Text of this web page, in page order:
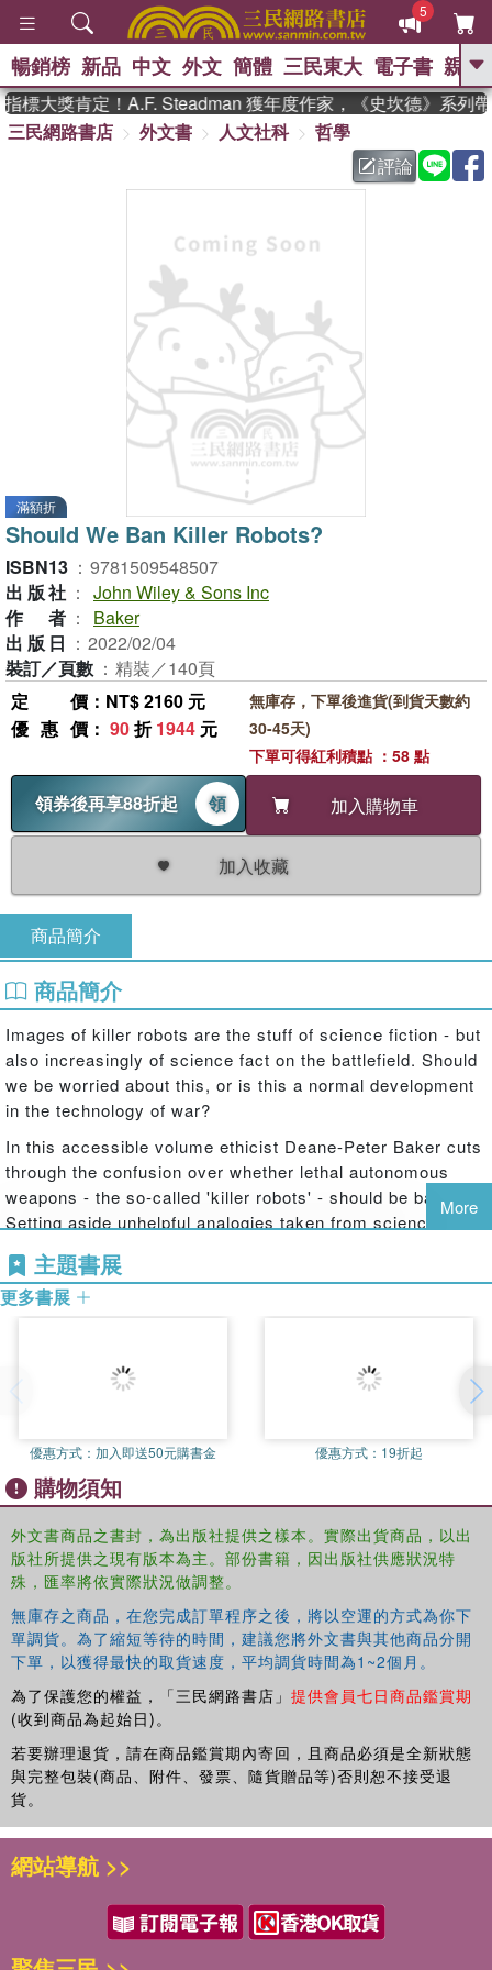
5
GO
熱搜： 東野圭吾 、
父親節 、 如果歷
暑期推薦 、 國際布克
偉大的迷走神經
暢銷榜 新品 中文 外文 簡體 三民東大 電子書 親子
標大獎肯定！A.F. Steadman 獲年度作家，《史坎德》系列帶
三民網路書店
外文書 人文社科
哲學
評論
滿額折
Should We Ban Killer Robots?
ISBN13 ： 9781509548507
出版社 ： John Wiley & Sons Inc
作者 ：
Baker
出版日 ： 2022/02/04
裝訂／頁數 ： 精裝／140頁
定價 ：NT$ 2160 元
優惠價 ： 90折1944 元
領券後再享88折起 領 加入購物車
加入收藏
無庫存，下單後進貨(到貨天數約
30-45天)
下單可得紅利積點 ：58 點
商品簡介
商品簡介
Images of killer robots are the stuff of science fiction - but
also increasingly of science fact on the battlefield. Should
we be worried about this, or is this a normal development
in the technology of war?
In this accessible volume ethicist Deane-Peter Baker cuts
through the confusion over whether lethal autonomous
weapons - the so-called 'killer robots' - should be banned.
Setting aside unhelpful analogies taken from science
mercenaries (the metaphorical 'dogs of war') and
weaponized animals (the literal dogs of war) in order to
dogs of war). These ethical challenges include questions
these challenges are significant, they do not - even when
considered together - justify a ban on this emerging class
of weapon systems.
This book offers a clear point of entry into the debate over
lethal autonomous weapons for students, researchers,
policy makers and interested general readers.
More
主題書展
更多書展
優惠方式： 加入即送50元購書金 優惠方式： 19折起
購物須知
外文書商品之書封，為出版社提供之樣本。實際出貨商品，以出
版社所提供之現有版本為主。部份書籍，因出版社供應狀況特
殊，匯率將依實際狀況做調整。
無庫存之商品，在您完成訂單程序之後，將以空運的方式為你下
單調貨。為了縮短等待的時間，建議您將外文書與其他商品分開
下單，以獲得最快的取貨速度，平均調貨時間為1~2個月。
為了保護您的權益，「三民網路書店」 提供會員七日商品鑑賞期
(收到商品為起始日)。
若要辦理退貨，請在商品鑑賞期內寄回，且商品必須是全新狀態
與完整包裝(商品、附件、發票、隨貨贈品等)否則恕不接受退
貨。
網站導航 >>